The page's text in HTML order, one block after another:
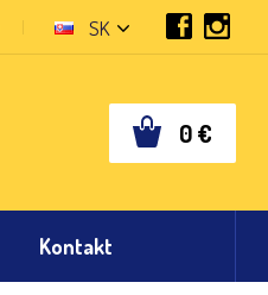
SK
0€
Kontakt